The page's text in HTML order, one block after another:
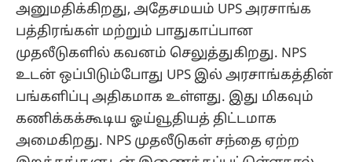
அனுமதிக்கிறது, அதேசமயம் UPS அரசாங்க
பத்திரங்கள் மற்றும் பாதுகாப்பான
முதலீடுகளில் கவனம் செலுத்துகிறது. NPS
உடன் ஒப்பிடும்போது UPS இல் அரசாங்கத்தின்
பங்களிப்பு அதிகமாக உள்ளது. இது மிகவும்
கணிக்கக்கூடிய ஓய்வூதியத் திட்டமாக
அமைகிறது. NPS முதலீடுகள் சந்தை ஏற்ற